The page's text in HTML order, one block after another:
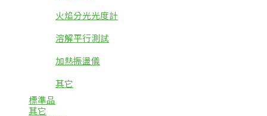
火焰分光光度計
溶解平行測試
加熱振盪儀
其它
標準品
其它